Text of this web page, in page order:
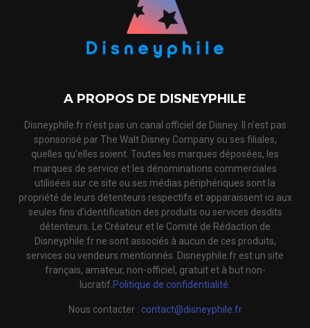
A PROPOS DE DISNEYPHILE
Disneyphile.fr n'est pas un canal officiel de Disney. Il n'est pas
sponsorisé par The Walt Disney Company ou ses filiales,
quelles qu'elles soient. Toutes les marques déposées, les
marques de service et les dénominations commerciales
utilisées sur ce site ou ses médias périphériques sont la
propriété de leurs détenteurs respectifs et apparaissent ici aux
seules fins d'identification des produits ou services desdits
détenteurs. Le Créateur et le Comité de Rédaction de
Disneyphile.fr ne sont associés à aucun de ces produits,
services ou vendeurs mentionnés. Disneyphile.fr est un site
français, amateur, non-officiel, gratuit et à but non-
lucratif.Politique de confidentialité.
Nous contacter : contact@disneyphile.fr